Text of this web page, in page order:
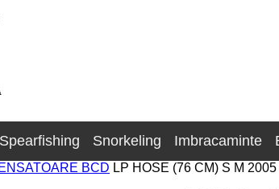
Spearfishing Snorkeling Imbracaminte
BCD LP HOSE (76 CM) S M 2005